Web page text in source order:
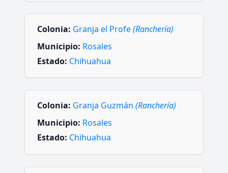
Colonia: Granja el Profe(Ranchería)
Municipio: Rosales
Estado: Chihuahua
Colonia: Granja Guzmán (Ranchería)
Municipio: Rosales
Estado: Chihuahua